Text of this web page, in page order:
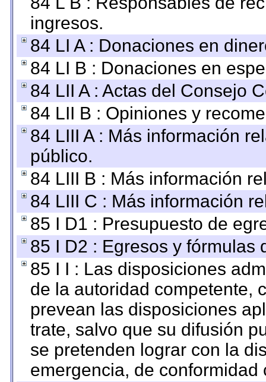
ingresos.
84 LI A : Donaciones en
84 LI B : Donaciones en
84 LII A : Actas del Consejo
84 LII B : Opiniones y
84 LIII A : Más información
público.
84 LIII B : Más información
84 LIII C : Más información
85 I D1 : Presupuesto de
85 I D2 : Egresos y fórmulas
85 I I : Las disposiciones
de la autoridad competente,
prevean las disposiciones
trate, salvo que su difusión
se pretenden lograr con la
emergencia, de